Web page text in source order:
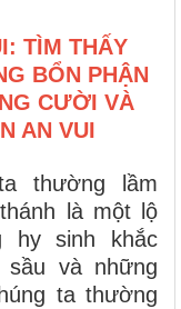
TÌM THẤY
BỔN PHẬN
CƯỜI VÀ
AN VUI
thường lầm
là một lộ
hy sinh khắc
sầu và những
ta thường